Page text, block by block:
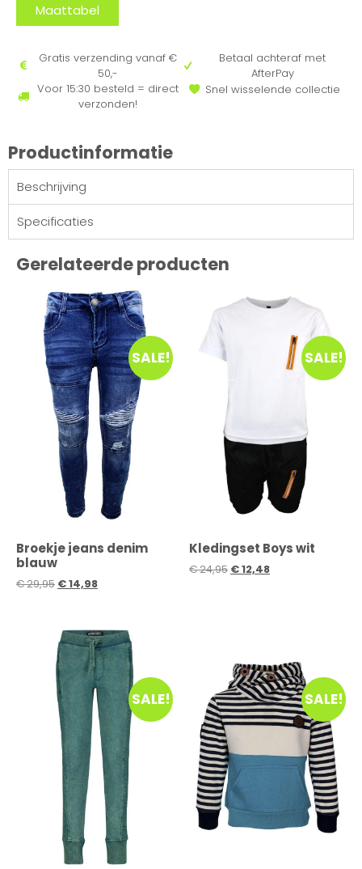
Maattabel
Gratis verzending vanaf €
50,-
Voor 15:30 besteld = direct
verzonden!
Betaal achteraf met
AfterPay
Snel wisselende collectie
Productinformatie
Beschrijving
Specificaties
Gerelateerde producten
SALE!
Broekje jeans denim
blauw
€29,95 €14,98
SALE!
Kledingset Boys wit
€24,95 €12,48
SALE! SALE!